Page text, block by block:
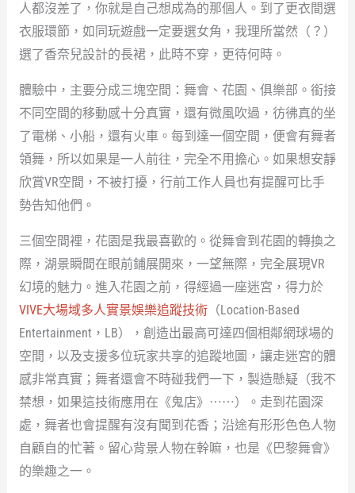
人都沒差了，你就是自己想成為的那個人。到了更衣間選
衣服環節，如同玩遊戲一定要選女角，我理所當然（？）
選了香奈兒設計的長裙，此時不穿，更待何時。
體驗中，主要分成三塊空間：舞會、花園、俱樂部。銜接
不同空間的移動感十分真實，還有微風吹過，彷彿真的坐
了電梯、小船，還有火車。每到達一個空間，便會有舞者
領舞，所以如果是一人前往，完全不用擔心。如果想安靜
欣賞VR空間，不被打擾，行前工作人員也有提醒可比手
勢告知他們。
三個空間裡，花園是我最喜歡的。從舞會到花園的轉換之
際，湖景瞬間在眼前鋪展開來，一望無際，完全展現VR
幻境的魅力。進入花園之前，得經過一座迷宮，得力於
VIVE大場域多人實景娛樂追蹤技術（Location-Based
Entertainment，LB），創造出最高可達四個相鄰網球場的
空間，以及支援多位玩家共享的追蹤地圖，讓走迷宮的體
感非常真實；舞者還會不時碰我們一下，製造懸疑（我不
禁想，如果這技術應用在《鬼店》⋯⋯）。走到花園深
處，舞者也會提醒有沒有聞到花香；沿途有形形色色人物
自顧自的忙著。留心背景人物在幹嘛，也是《巴黎舞會》
的樂趣之一。